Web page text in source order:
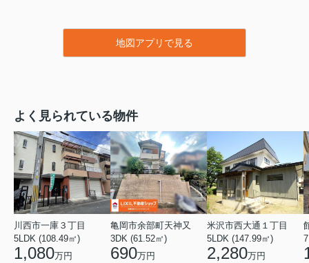
地図アプリで見る
よく見られている物件
川西市一庫３丁目
5LDK (108.49㎡)
1,080万円
亀岡市余部町天神又
3DK (61.52㎡)
690万円
米沢市西大通１丁目
5LDK (147.99㎡)
2,280万円